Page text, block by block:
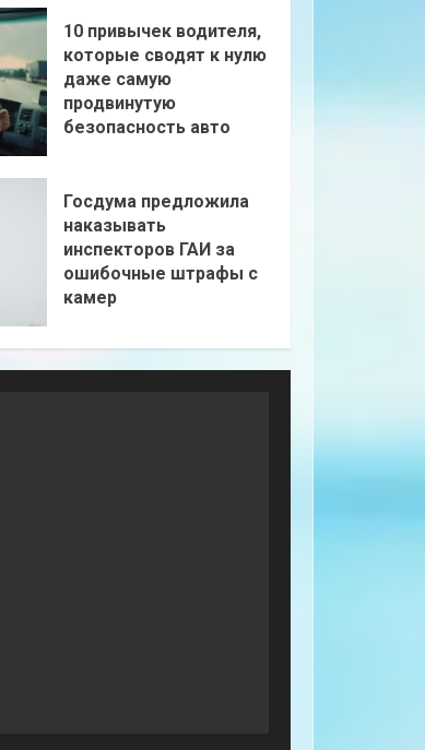
10 привычек водителя,
которые сводят к нулю
даже самую
продвинутую
безопасность авто
Госдума предложила
наказывать
инспекторов ГАИ за
ошибочные штрафы с
камер